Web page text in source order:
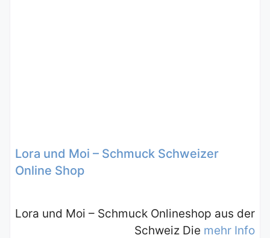
Lora und Moi – Schmuck Schweizer
Online Shop
Lora und Moi – Schmuck Onlineshop aus der
Schweiz Die mehr Info